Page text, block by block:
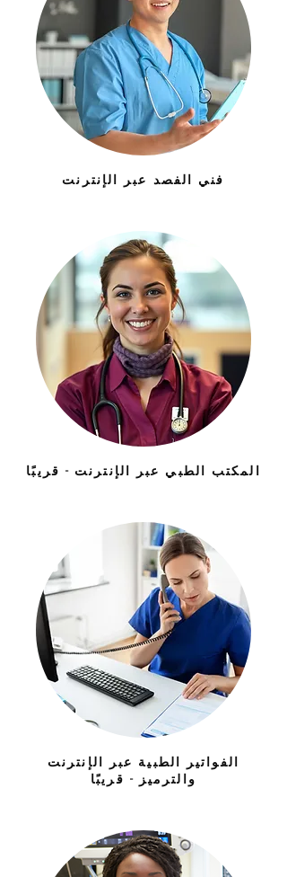
فني الفصد عبر الإنترنت
المكتب الطبي عبر الإنترنت - قريبًا
الفواتير الطبية عبر الإنترنت
والترميز - قريبًا